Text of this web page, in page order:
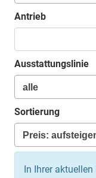
Antrieb
Ausstattungslinie
Sortierung
In Ihrer